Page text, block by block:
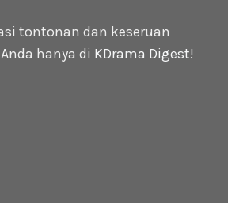
tontonan dan keseruan
hanya di KDrama Digest!